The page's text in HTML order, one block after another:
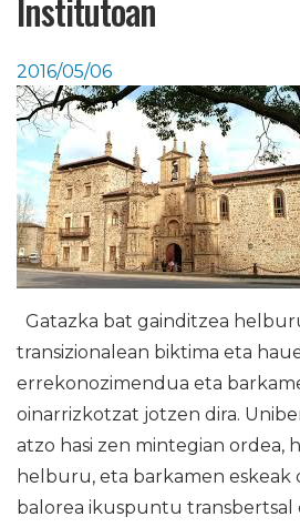
2016/05/06
Gatazka bat gainditzea
transizionalean biktima eta
errekonozimendua eta
oinarrizkotzat jotzen dira.
atzo hasi zen mintegian ordea,
helburu, eta barkamen eskeak
balorea ikuspuntu transbertsal